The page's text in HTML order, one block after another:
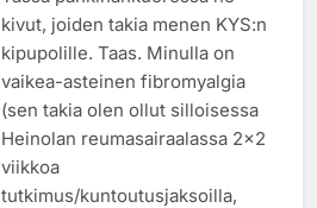
kivut, joiden takia menen KYS:n
kipupolille. Taas. Minulla on
vaikea-asteinen fibromyalgia
(sen takia olen ollut silloisessa
Heinolan reumasairaalassa 2×2
viikkoa
tutkimus/kuntoutusjaksoilla,